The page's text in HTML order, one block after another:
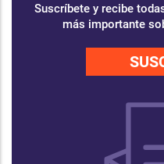
Suscríbete y recibe
más importante